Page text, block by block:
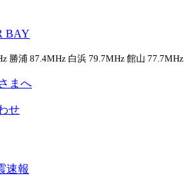
勝浦 87.4MHz 白浜 79.7MHz 館山 77.7MHz
まへ
せ
速報